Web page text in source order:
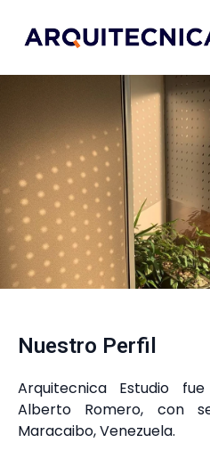
Nuestro Perfil
Arquitecnica Estudio
Alberto Romero, con
Maracaibo, Venezuela.